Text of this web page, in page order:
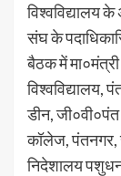
विश्वविद्यालय
संघ के
बैठक में
डीन, जी०वी०पंत
कॉलेज, पंतनगर,
निदेशालय